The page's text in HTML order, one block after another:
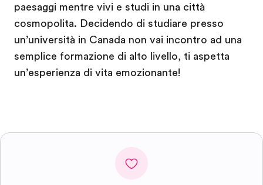
paesaggi mentre vivi e studi in una città
cosmopolita. Decidendo di studiare presso
un’università in Canada non vai incontro ad una
semplice formazione di alto livello, ti aspetta
un’esperienza di vita emozionante!